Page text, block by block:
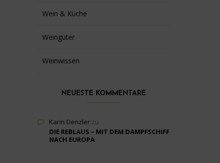
Wein & Küche
Weingüter
Weinwissen
NEUESTE KOMMENTARE
Karin Denzler zu
DIE REBLAUS – MIT DEM DAMPFSCHIFF
NACH EUROPA